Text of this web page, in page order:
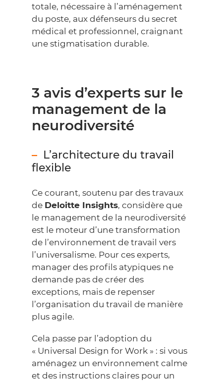
totale, nécessaire à l’aménagement
du poste, aux défenseurs du secret
médical et professionnel, craignant
une stigmatisation durable.
3 avis d’experts sur le
management de la
neurodiversité
L’architecture du travail
flexible
Ce courant, soutenu par des travaux
de Deloitte Insights, considère que
le management de la neurodiversité
est le moteur d’une transformation
de l’environnement de travail vers
l’universalisme. Pour ces experts,
manager des profils atypiques ne
demande pas de créer des
exceptions, mais de repenser
l’organisation du travail de manière
plus agile.
Cela passe par l’adoption du
« Universal Design for Work » : si vous
aménagez un environnement calme
et des instructions claires pour un